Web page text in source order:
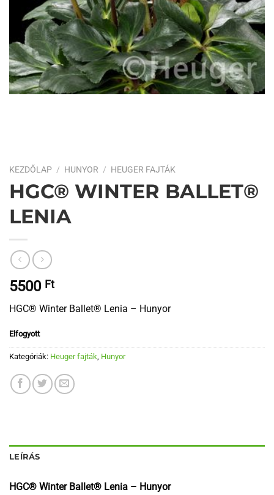
KEZDŐLAP / HUNYOR / HEUGER FAJTÁK
HGC® WINTER BALLET®
LENIA
5500 Ft
HGC® Winter Ballet® Lenia – Hunyor
Elfogyott
Kategóriák: Heuger fajták, Hunyor
LEÍRÁS
HGC® Winter Ballet® Lenia – Hunyor